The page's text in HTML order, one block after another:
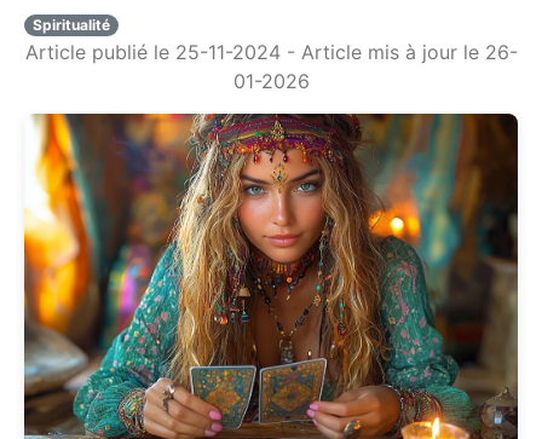
Spiritualité
Article publié le 25-11-2024 - Article mis à jour le 26-
01-2026